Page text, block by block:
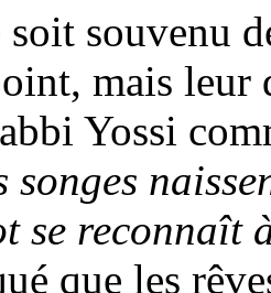
souvenu
mais leur
Yossi
songes
se reconnaît
que les